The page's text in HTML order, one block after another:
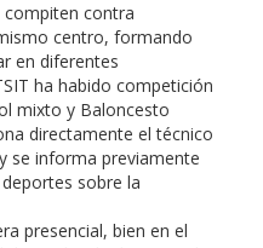
contra
centro, formando
en diferentes
ha habido competición
mixto y Baloncesto
directamente el técnico
se informa previamente
sobre la
presencial, bien en el